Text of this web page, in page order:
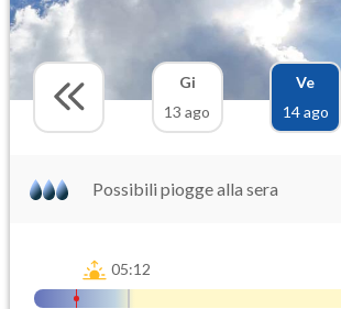
Gi
13 ago
Ve
14 ago
Possibili piogge alla sera
05:12